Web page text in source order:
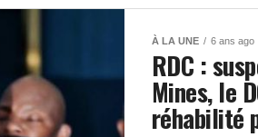
À LA UNE 6 ans ago
RDC :
Mines, le
réhabilité